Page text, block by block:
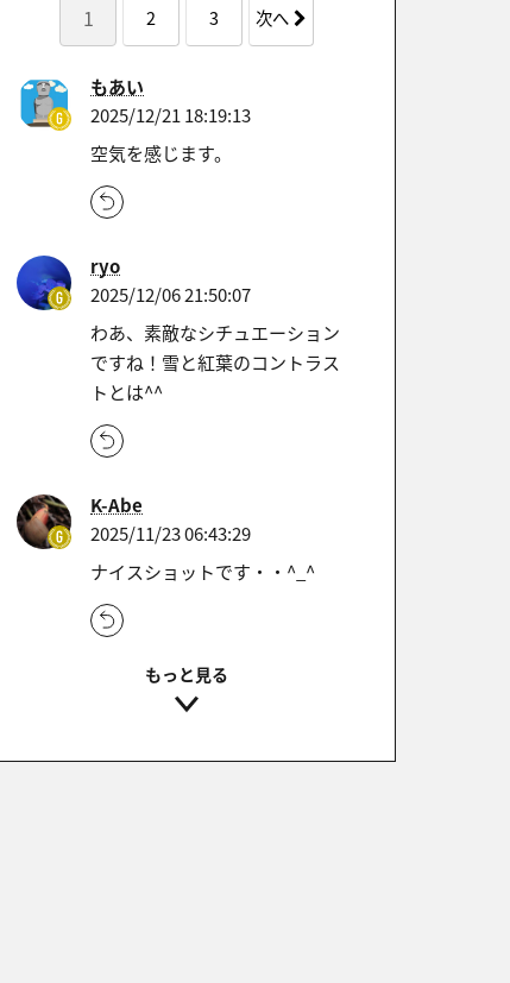
1 2 3 次へ
もあい
2025/12/21 18:19:13
空気を感じます。
ryo
2025/12/06 21:50:07
わあ、素敵なシチュエーション
ですね！雪と紅葉のコントラス
トとは^^
K-Abe
2025/11/23 06:43:29
ナイスショットです・・^_^
えっちゅー
2025/11/22 14:19:49